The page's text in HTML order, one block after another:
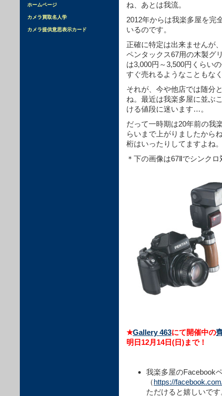
ホームページ
カメラ買取名人学
カメラ提供意思表示カード
ね、あとは我流。
2012年からは我楽多屋を完
いるのです。
正確に特定は出来ませんが
ペンタックス67用の木製グ
は3,000円～3,500円くらい
すぐ売れるようなこともな
それが、今や他店では随分
ね。最近は我楽多屋に並ぶ
ける値段に迷います…。
だって一時期は20年前の我
らいまで上がりましたから
桁はいったりしてますよね
＊下の画像は67Ⅱでシンク
★Gallery 463にて開催中の
明日12月14日(日)まで！
我楽多屋のFacebook
（https://
ただけると嬉しいです